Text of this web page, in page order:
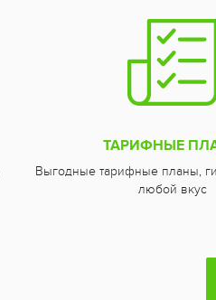
ТАРИФНЫЕ
Выгодные тарифные планы,
любой вкус